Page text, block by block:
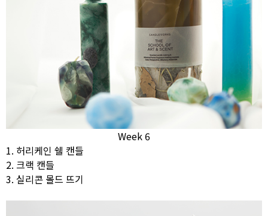
Week 6
1. 허리케인 쉘 캔들
2. 크랙 캔들
3. 실리콘 몰드 뜨기